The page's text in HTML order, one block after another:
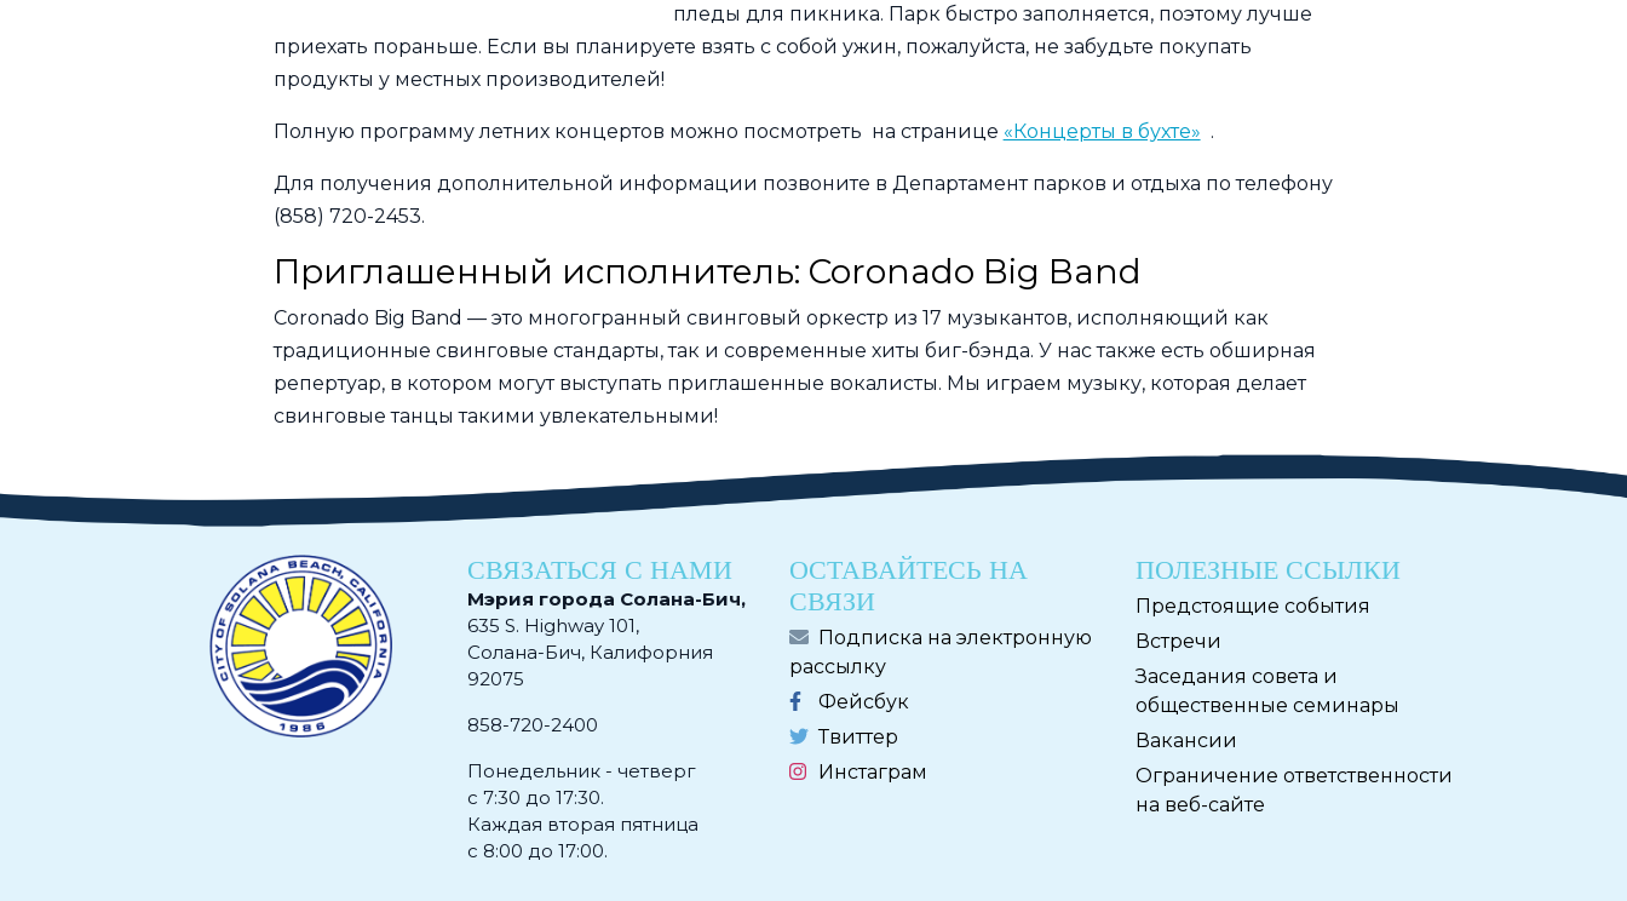
пледы для пикника. Парк быстро заполняется, поэтому лучше
приехать пораньше. Если вы планируете взять с собой ужин, пожалуйста, не забудьте покупать
продукты у местных производителей!
Полную программу летних концертов можно посмотреть на странице «Концерты в бухте» .
Для получения дополнительной информации позвоните в Департамент парков и отдыха по телефону
(858) 720-2453.
Приглашенный исполнитель: Coronado Big Band
Coronado Big Band — это многогранный свинговый оркестр из 17 музыкантов, исполняющий как
традиционные свинговые стандарты, так и современные хиты биг-бэнда. У нас также есть обширная
репертуар, в котором могут выступать приглашенные вокалисты. Мы играем музыку, которая делает
свинговые танцы такими увлекательными!
СВЯЗАТЬСЯ С НАМИ
Мэрия города Солана-Бич,
635 S. Highway 101,
Солана-Бич, Калифорния
92075
858-720-2400
Понедельник - четверг
с 7:30 до 17:30.
Каждая вторая пятница
с 8:00 до 17:00.
ОСТАВАЙТЕСЬ НА
СВЯЗИ
Подписка на электронную
рассылку
Фейсбук
Твиттер
Инстаграм
ПОЛЕЗНЫЕ ССЫЛКИ
Предстоящие события
Встречи
Заседания совета и
общественные семинары
Вакансии
Ограничение ответственности
на веб-сайте